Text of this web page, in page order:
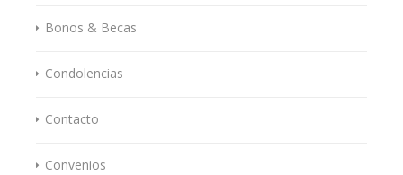
Bonos & Becas
Condolencias
Contacto
Convenios